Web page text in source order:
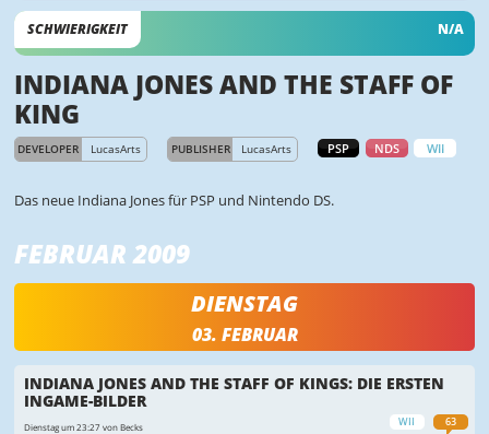
SCHWIERIGKEIT N/A
INDIANA JONES AND THE STAFF OF
KING
DEVELOPER LucasArts PUBLISHER LucasArts PSP NDS WII
Das neue Indiana Jones für PSP und Nintendo DS.
FEBRUAR 2009
DIENSTAG
03. FEBRUAR
WII 63
INDIANA JONES AND THE STAFF OF KINGS: DIE ERSTEN
INGAME-BILDER
Dienstag um 23:27 von Becks